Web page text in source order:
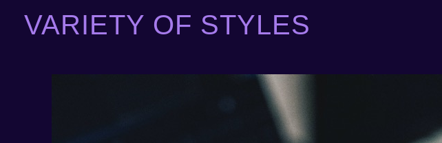
VARIETY OF STYLES